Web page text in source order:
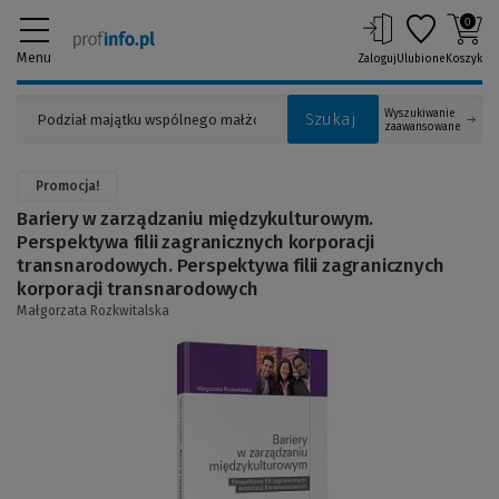
Menu
Szukaj
Wyszukiwanie
zaawansowane
ZalogujUlubione
0
Koszyk
Promocja!
Bariery w zarządzaniu międzykulturowym.
Perspektywa filii zagranicznych korporacji
transnarodowych. Perspektywa filii zagranicznych
korporacji transnarodowych
Małgorzata Rozkwitalska